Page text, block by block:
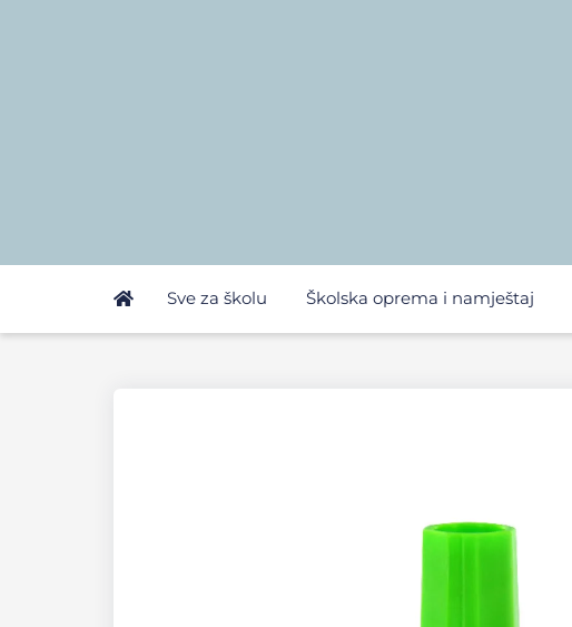
Sve za školu Školska oprema i namještaj